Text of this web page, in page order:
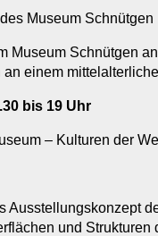
Museum Schnütgen
Museum Schnütgen
einem
bis 19 Uhr
– Kulturen der
Ausstellungskonzept
und